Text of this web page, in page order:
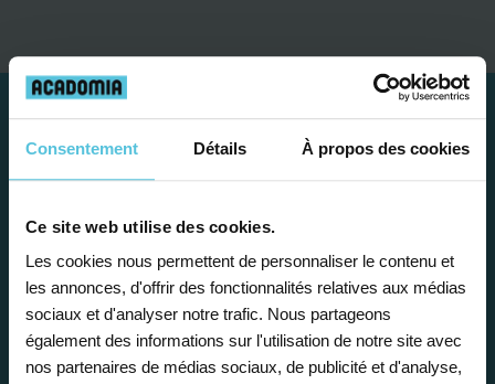
Consentement Détails À propos des cookies
Ce site web utilise des cookies.
Les cookies nous permettent de personnaliser le contenu et
les annonces, d'offrir des fonctionnalités relatives aux médias
sociaux et d'analyser notre trafic. Nous partageons
également des informations sur l'utilisation de notre site avec
nos partenaires de médias sociaux, de publicité et d'analyse,
Étape 1